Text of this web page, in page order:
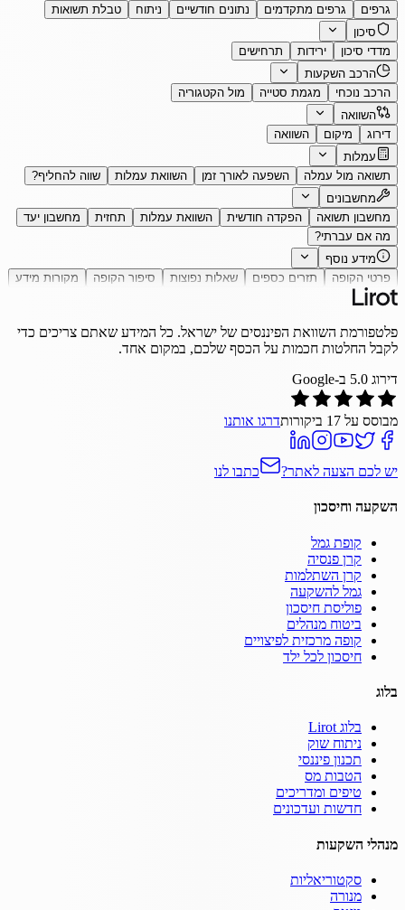
גרפים
גרפים מתקדמים נתונים חודשיים ניתוח
טבלת תשואות
סיכון
מדדי סיכון
ירידות
תרחישים
הרכב השקעות
הרכב נוכחי
מגמת סטייה
מול הקטגוריה
השוואה
דירוג
מיקום
השוואה
עמלות
תשואה מול עמלה
השפעה לאורך זמן השוואת עמלות
שווה להחליף?
מחשבונים
מחשבון תשואה
הפקדה חודשית השוואת עמלות תחזית
מחשבון יעד
מה אם עברתי?
מידע נוסף
פרטי הקופה
תזרים כספים שאלות נפוצות סיפור הקופה מקורות מידע
פלטפורמת השוואת הפיננסים של ישראל. כל המידע שאתם צריכים כדי
לקבל החלטות חכמות על הכסף שלכם, במקום אחד.
דירוג 5.0 ב-Google
מבוסס על 17 ביקורותדרגו אותנו
יש לכם הצעה לאתר? כתבו לנו
השקעה וחיסכון
קופת גמל
קרן פנסיה
קרן השתלמות
גמל להשקעה
פוליסת חיסכון
ביטוח מנהלים
קופה מרכזית לפיצויים
חיסכון לכל ילד
בלוג
בלוג Lirot
ניתוח שוק
תכנון פיננסי
הטבות מס
טיפים ומדריכים
חדשות ועדכונים
מנהלי השקעות
סקטוריאליות
מנורה